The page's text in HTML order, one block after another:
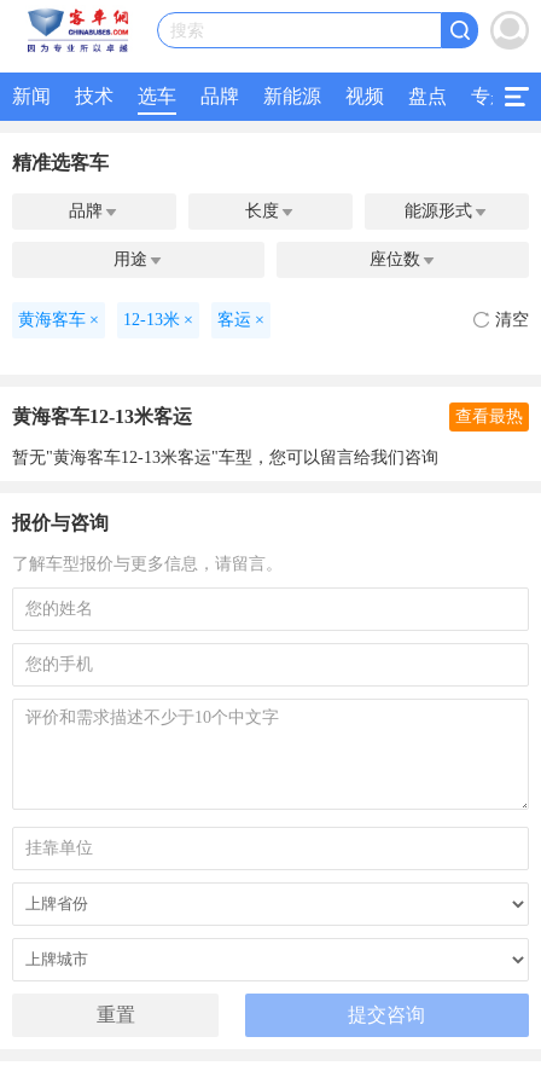
搜索
新闻 技术 选车 品牌 新能源 视频 盘点 专题
精准选客车
品牌  长度  能源形式 
用途  座位数 
黄海客车 × 12-13米 × 客运 × 清空
黄海客车12-13米客运 查看最热
暂无"黄海客车12-13米客运"车型，您可以留言给我们咨询
报价与咨询
了解车型报价与更多信息，请留言。